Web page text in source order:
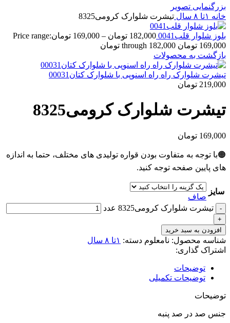
بزرگنمایی تصویر
خانه ۱تا ۸ سال تیشرت شلوارک کرومی8325
بلوز شلوار قلب0041 182,000 تومان –
169,000 تومانPrice range:
169,000 تومان through 182,000 تومان
بازگشت به محصولات
تیشرت شلوارک راه راه اسنوپی با شلوارک کتان00031
219,000 تومان
تیشرت شلوارک کرومی8325
169,000 تومان
🟠با توجه به متفاوت بودن قواره تولیدی های مختلف، حتما به اندازه
های پایین صفحه توجه کنید.
سایز
صاف
تیشرت شلوارک کرومی8325 عدد
افزودن به سبد خرید
شناسه محصول: نامعلوم دسته: ۱تا ۸ سال
اشتراک گذاری:
توضیحات
توضیحات تکمیلی
توضیحات
جنس صد در صد پنبه